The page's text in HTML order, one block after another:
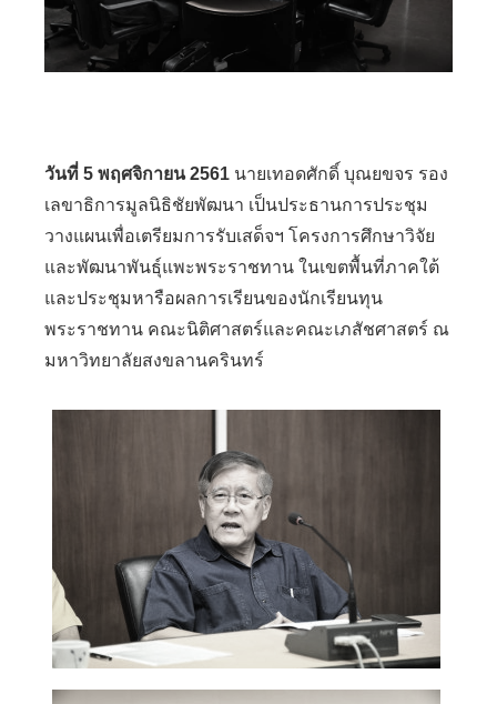
วันที่ 5 พฤศจิกายน 2561 นายเทอดศักดิ์ บุณยขจร รอง
เลขาธิการมูลนิธิชัยพัฒนา เป็นประธานการประชุม
วางแผนเพื่อเตรียมการรับเสด็จฯ โครงการศึกษาวิจัย
และพัฒนาพันธุ์แพะพระราชทาน ในเขตพื้นที่ภาคใต้
และประชุมหารือผลการเรียนของนักเรียนทุน
พระราชทาน คณะนิติศาสตร์และคณะเภสัชศาสตร์ ณ
มหาวิทยาลัยสงขลานครินทร์